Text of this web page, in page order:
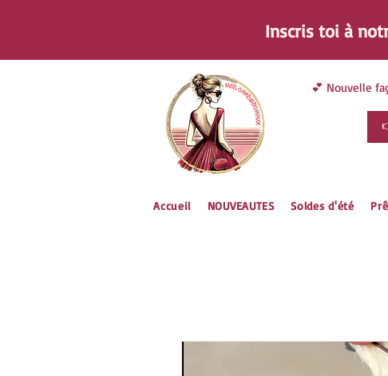
Inscris toi à
💕 Nouvelle
Accueil NOUVEAUTES Soldes d'été